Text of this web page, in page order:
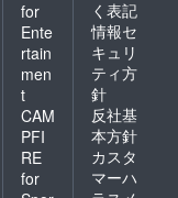
for
Ente
rtain
men
t
CAM
PFI
RE
for
く表記
情報セ
キュリ
ティ方
針
反社基
本方針
カスタ
マーハ